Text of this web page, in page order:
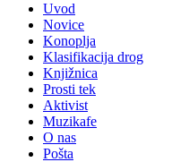
Uvod
Novice
Konoplja
Klasifikacija drog
Knjižnica
Prosti tek
Aktivist
Muzikafe
O nas
Pošta